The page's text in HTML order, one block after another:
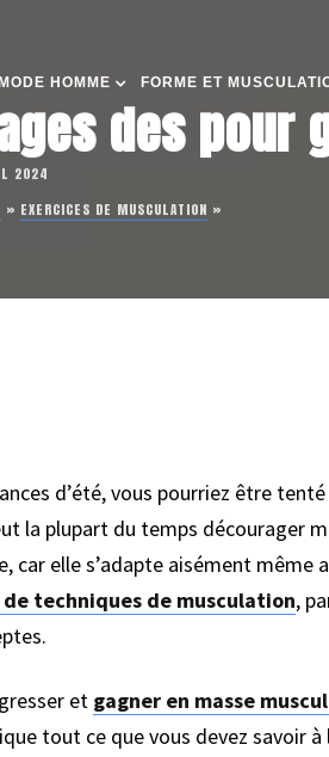
HOMME FORME ET
des pour
2024
» EXERCICES DE MUSCULATION »
d’été, vous pourriez être
la plupart du temps décourager
elle s’adapte aisément même
techniques de musculation,
et gagner en masse
tout ce que vous devez savoir